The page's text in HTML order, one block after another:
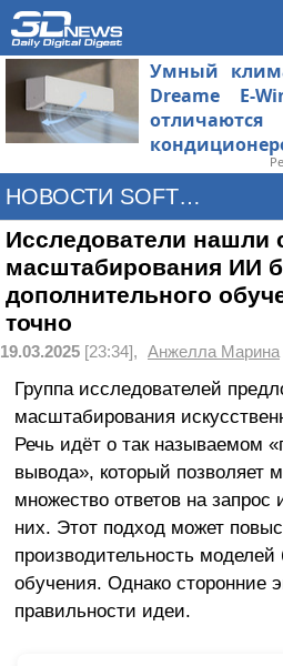
Умный
Dreame E-
НОВОСТИ SOFTWARE
Исследователи нашли
масштабирования ИИ
дополнительного
точно
19.03.2025 [23:34], Анжелла Марина
Группа исследователей
масштабирования
Речь идёт о так называемом
вывода», который позволяет
множество ответов на
них. Этот подход может
производительность моделей
обучения. Однако сторонние
правильности идеи.